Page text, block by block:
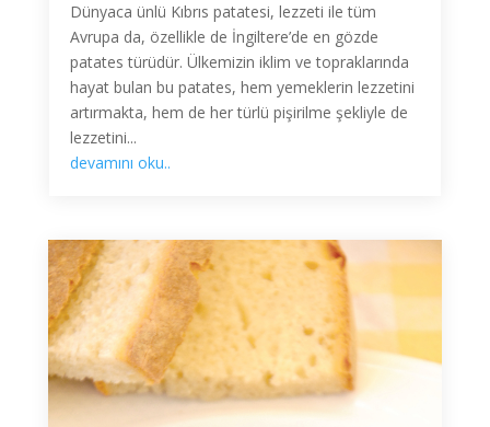
Dünyaca ünlü Kıbrıs patatesi, lezzeti ile tüm
Avrupa da, özellikle de İngiltere’de en gözde
patates türüdür. Ülkemizin iklim ve topraklarında
hayat bulan bu patates, hem yemeklerin lezzetini
artırmakta, hem de her türlü pişirilme şekliyle de
lezzetini...
devamını oku..